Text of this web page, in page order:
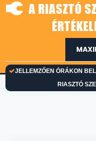
A RIASZTÓ
JELLEMZŐEN ÓRÁKON
RIASZTÓ